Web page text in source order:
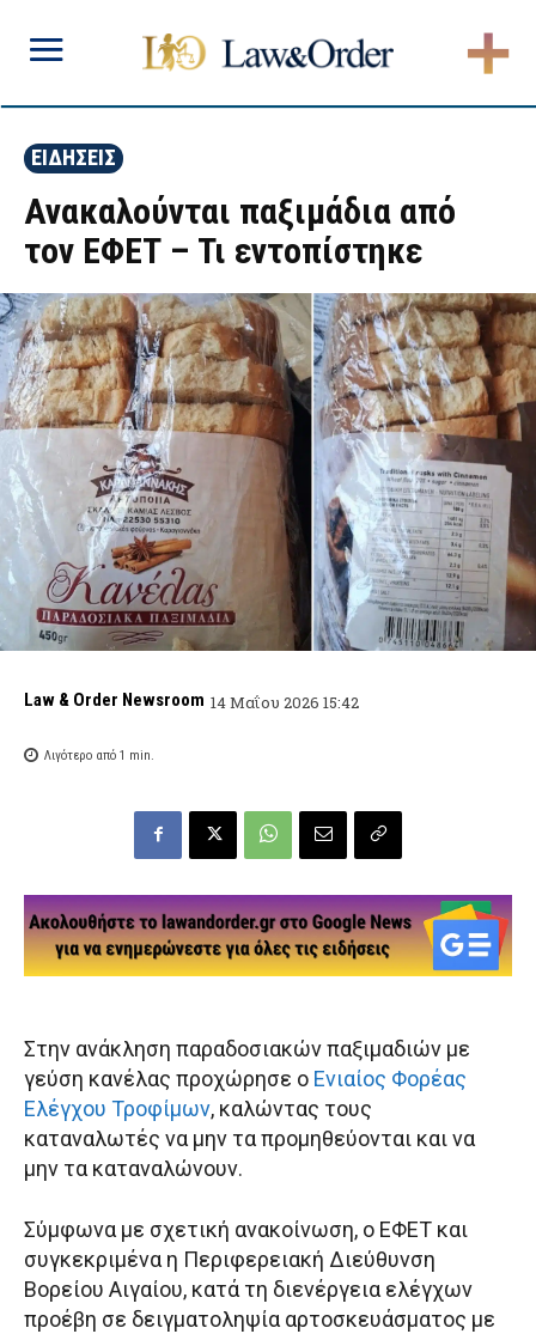
ΕΙΔΗΣΕΙΣ
Ανακαλούνται παξιμάδια από
τον ΕΦΕΤ – Τι εντοπίστηκε
Law & Order Newsroom 14 Μαΐου 2026 15:42
Λιγότερο από 1 min.
Στην ανάκληση παραδοσιακών παξιμαδιών με
γεύση κανέλας προχώρησε ο Ενιαίος Φορέας
Ελέγχου Τροφίμων, καλώντας τους
καταναλωτές να μην τα προμηθεύονται και να
μην τα καταναλώνουν.
Σύμφωνα με σχετική ανακοίνωση, ο ΕΦΕΤ και
συγκεκριμένα η Περιφερειακή Διεύθυνση
Βορείου Αιγαίου, κατά τη διενέργεια ελέγχων
προέβη σε δειγματοληψία αρτοσκευάσματος με